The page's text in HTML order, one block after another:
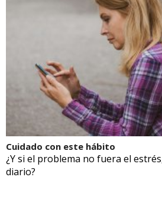
Cuidado con este hábito
¿Y si el problema no fuera el
diario?